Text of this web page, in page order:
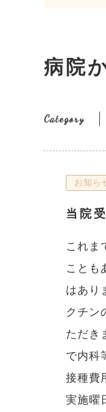
病院
Category
お知ら
当院
これま
ことも
はあり
クチン
ただき
で内科
接種
実施曜